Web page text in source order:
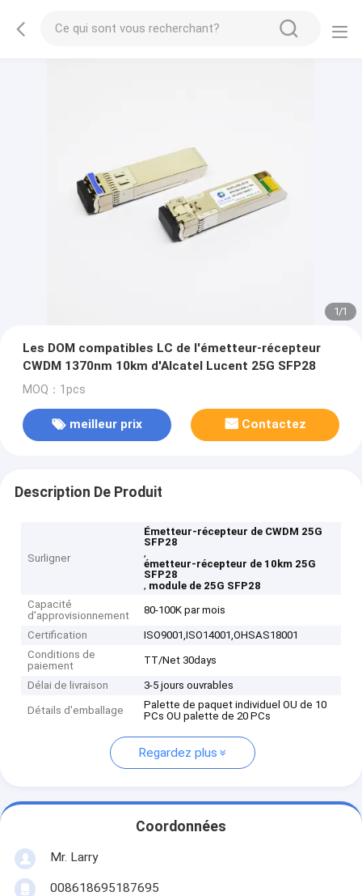
1/1
Les DOM compatibles LC de l'émetteur-récepteur
CWDM 1370nm 10km d'Alcatel Lucent 25G SFP28
MOQ：1pcs
meilleur prix Contactez
Description De Produit
Surligner
Émetteur-récepteur de CWDM 25G
SFP28
,
émetteur-récepteur de 10km 25G
SFP28
, module de 25G SFP28
Capacité
d'approvisionnement
80-100K par mois
Certification
ISO9001,ISO14001,OHSAS18001
Conditions de
paiement
TT/Net 30days
Délai de livraison 3-5 jours ouvrables
Détails d'emballage
Palette de paquet individuel OU de 10
PCs OU palette de 20 PCs
Regardez plus
Coordonnées
Mr. Larry
008618695187695